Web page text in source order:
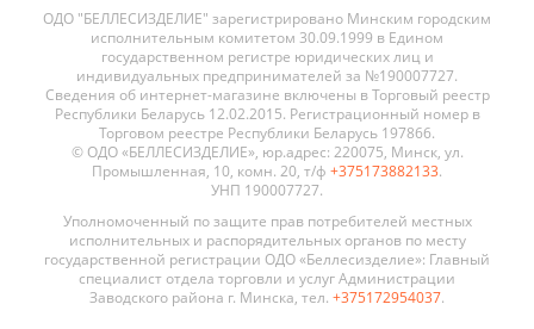
ОДО "БЕЛЛЕСИЗДЕЛИЕ" зарегистрировано Минским городским
исполнительным комитетом 30.09.1999 в Едином
государственном регистре юридических лиц и
индивидуальных предпринимателей за №190007727.
Сведения об интернет-магазине включены в Торговый реестр
Республики Беларусь 12.02.2015. Регистрационный номер в
Торговом реестре Республики Беларусь 197866.
© ОДО «БЕЛЛЕСИЗДЕЛИЕ», юр.адрес: 220075, Минск, ул.
Промышленная, 10, комн. 20, т/ф +375173882133.
УНП 190007727.
Уполномоченный по защите прав потребителей местных
исполнительных и распорядительных органов по месту
государственной регистрации ОДО «Беллесизделие»: Главный
специалист отдела торговли и услуг Администрации
Заводского района г. Минска, тел. +375172954037.